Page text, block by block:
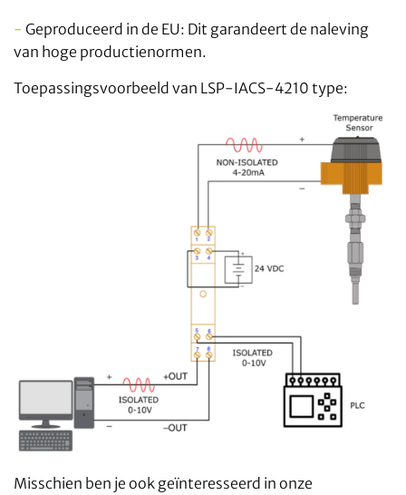
- Geproduceerd in de EU: Dit garandeert de naleving
van hoge productienormen.
Toepassingsvoorbeeld van LSP-IACS-4210 type:
Misschien ben je ook geïnteresseerd in onze